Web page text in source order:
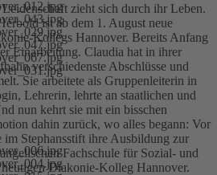
zieht sich durch ihr Leben.
ist ab dem 1. August neue
Kollegs Hannover. Bereits Anfang
Einarbeitung. Claudia hat in ihrer
verschiedenste Abschlüsse und
Sie arbeitete als Gruppenleiterin in
Lehrerin, lehrte an staatlichen und
nun kehrt sie mit ein bisschen
dahin zurück, wo alles begann: Vor
im Stephansstift ihre Ausbildung zur
Fachschule für Sozial- und
Diakonie-Kolleg Hannover.